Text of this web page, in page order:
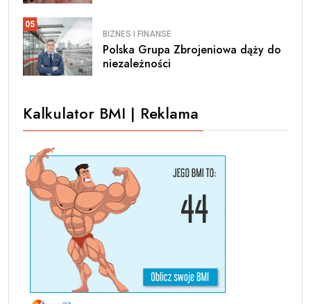
05
BIZNES I FINANSE
Polska Grupa Zbrojeniowa dąży do
niezależności
Kalkulator BMI | Reklama